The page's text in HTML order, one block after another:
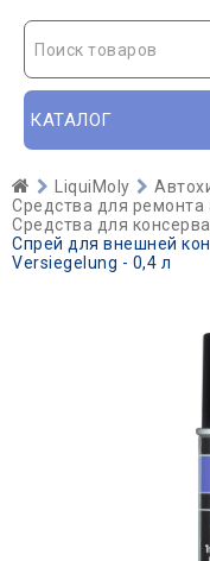
Поиск товаров
КАТАЛОГ
LiquiMoly
Средства для ремонта
Средства для
Спрей для внешней
Versiegelung - 0,4 л